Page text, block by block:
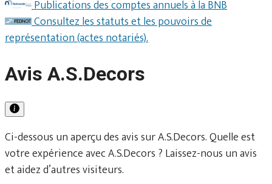
Publications des comptes annuels à la BNB
Consultez les statuts et les pouvoirs de
représentation (actes notariés).
Avis A.S.Decors
Ci-dessous un aperçu des avis sur A.S.Decors. Quelle est
votre expérience avec A.S.Decors ? Laissez-nous un avis
et aidez d’autres visiteurs.